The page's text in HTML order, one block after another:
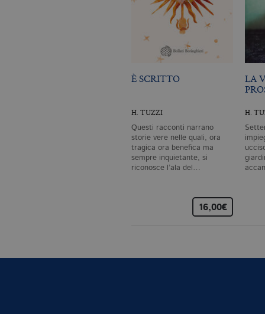
È SCRITTO
H. TUZZI
Questi racconti narrano
storie vere nelle quali, ora
tragica ora benefica ma
sempre inquietante, si
riconosce l’ala del…
16,00€
LA
H.
Garante, i cookie analitici
Nome
CookieScriptConsent
_gid
_gat_UA-96327731-1
Nome Dominio